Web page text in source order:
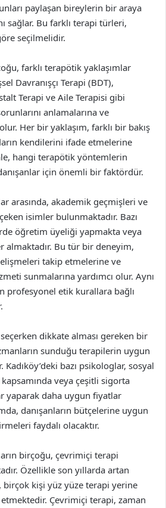
paylaşan bireylerin bir araya
sağlar. Bu farklı terapi türleri,
seçilmelidir.
farklı terapötik yaklaşımlar
Davranışçı Terapi (BDT),
Terapi ve Aile Terapisi gibi
anlamalarına ve
Her bir yaklaşım, farklı bir bakış
kendilerini ifade etmelerine
hangi terapötik yöntemlerin
için önemli bir faktördür.
arasında, akademik geçmişleri ve
isimler bulunmaktadır. Bazı
öğretim üyeliği yapmakta veya
almaktadır. Bu tür bir deneyim,
takip etmelerine ve
sunmalarına yardımcı olur. Aynı
profesyonel etik kurallara bağlı
dikkate alması gereken bir
sunduğu terapilerin uygun
Kadıköy’deki bazı psikologlar, sosyal
veya çeşitli sigorta
yaparak daha uygun fiyatlar
danışanların bütçelerine uygun
faydalı olacaktır.
birçoğu, çevrimiçi terapi
Özellikle son yıllarda artan
kişi yüz yüze terapi yerine
Çevrimiçi terapi, zaman